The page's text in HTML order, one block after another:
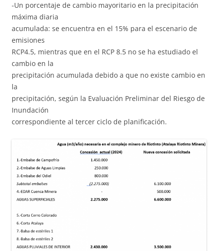
-Un porcentaje de cambio mayoritario en la precipitación
máxima diaria
acumulada: se encuentra en el 15% para el escenario de
emisiones
RCP4.5, mientras que en el RCP 8.5 no se ha estudiado el
cambio en la
precipitación acumulada debido a que no existe cambio en
la
precipitación, según la Evaluación Preliminar del Riesgo de
Inundación
correspondiente al tercer ciclo de planificación.